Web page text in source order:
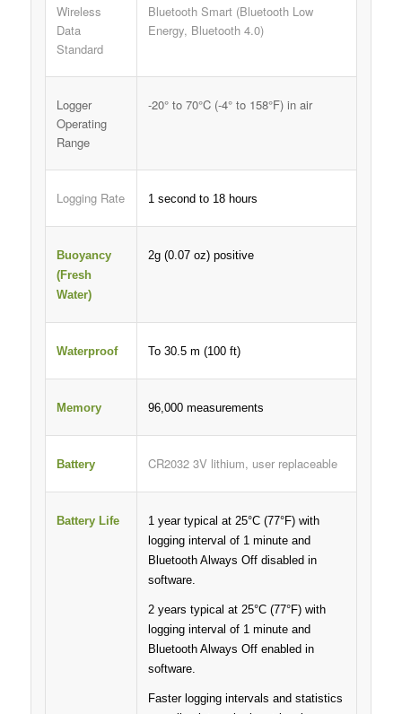
Wireless
Data
Standard
Bluetooth Smart (Bluetooth Low
Energy, Bluetooth 4.0)
Logger
Operating
Range
-20° to 70°C (-4° to 158°F) in air
Logging Rate 1 second to 18 hours
Buoyancy
(Fresh
Water)
2g (0.07 oz) positive
Waterproof To 30.5 m (100 ft)
Memory 96,000 measurements
Battery CR2032 3V lithium, user replaceable
Battery Life
1 year typical at 25°C (77°F) with
logging interval of 1 minute and
Bluetooth Always Off disabled in
software.
2 years typical at 25°C (77°F) with
logging interval of 1 minute and
Bluetooth Always Off enabled in
software.
Faster logging intervals and statistics